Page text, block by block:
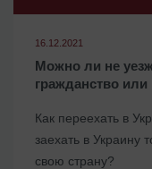
16.12.2021
Можно ли не
гражданство
Как переехать в
заехать в Украину
свою страну?